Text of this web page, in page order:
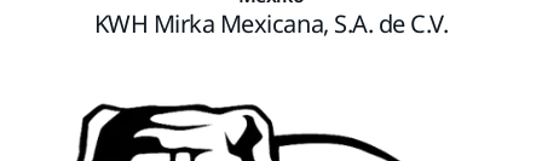
KWH Mirka Mexicana, S.A. de C.V.